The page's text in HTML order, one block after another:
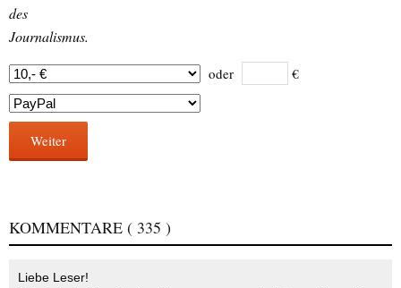
des
Journalismus.
oder €
Weiter
KOMMENTARE ( 335 )
Liebe Leser!